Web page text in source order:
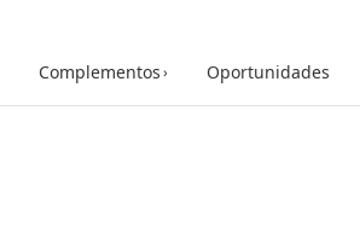
Complementos› Oportunidades